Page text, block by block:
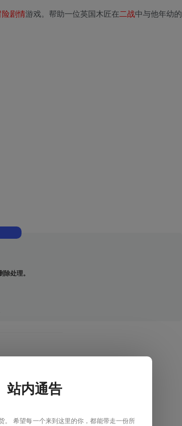
险剧情游戏。帮助一位英国木匠在二战中与他年幼的
处理。
站内通告
。 希望每一个来到这里的你，都能带走一份所